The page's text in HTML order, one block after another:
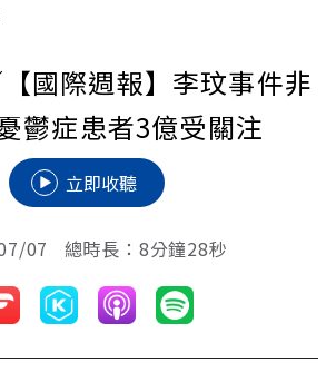
國際週報】李玟事件非
鬱症患者3億受關注
立即收聽
07 總時長：8分鐘28秒